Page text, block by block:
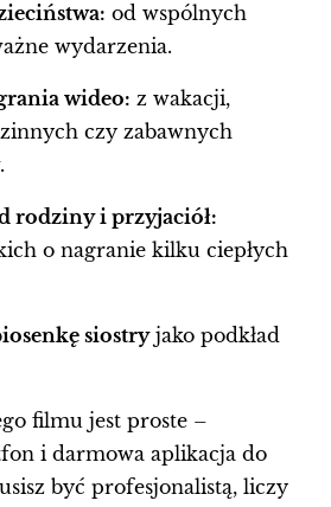
od wspólnych
wydarzenia.
wideo: z wakacji,
czy zabawnych
rodziny i przyjaciół:
o nagranie kilku ciepłych
siostryjako podkład
filmu jest proste –
i darmowa aplikacja do
być profesjonalistą, liczy